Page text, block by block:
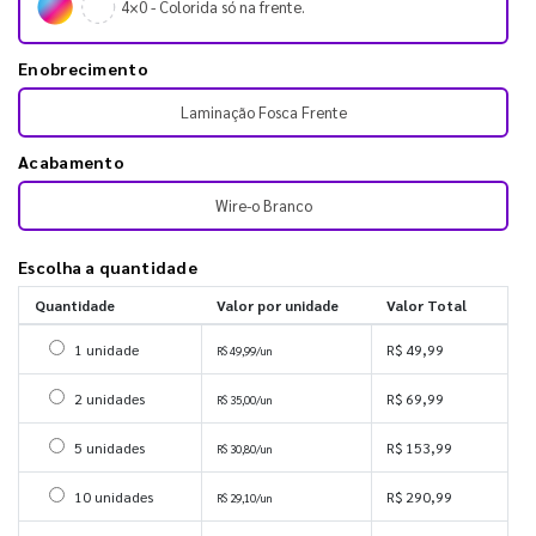
4×0 - Colorida só na frente.
Enobrecimento
Laminação Fosca Frente
Acabamento
Wire-o Branco
Escolha a quantidade
Quantidade Valor por unidade Valor Total
Selecionar 1 unidade
1 unidade R$ 49,99/un R$ 49,99
Selecionar 2 unidades
2 unidades R$ 35,00/un R$ 69,99
Selecionar 5 unidades
5 unidades R$ 30,80/un R$ 153,99
Selecionar 10 unidades
10 unidades R$ 29,10/un R$ 290,99